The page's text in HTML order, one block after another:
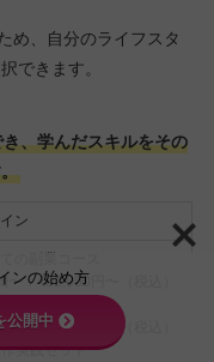
め、自分のライフスタ
できます。
、学んだスキルをその
ン
ての副業コース
〜：482,900円〜（税込）
〜：284,900円〜（税込）
実践セット
ンの始め方
公開中